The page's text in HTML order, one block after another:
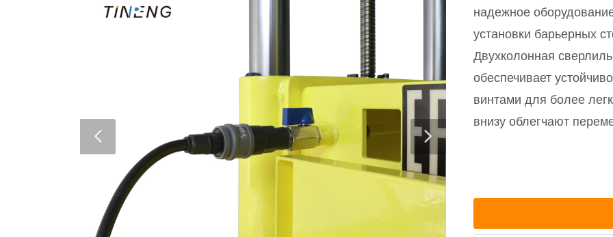
надежное
установки барьерных
Двухколонная
обеспечивает
винтами для более
внизу облегчают